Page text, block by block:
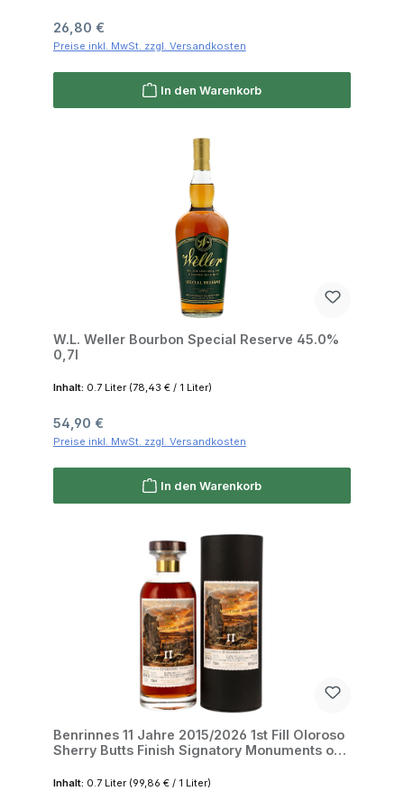
Regulärer Preis:
26,80 €
Preise inkl. MwSt. zzgl. Versandkosten
In den Warenkorb
W.L. Weller Bourbon Special Reserve 45.0%
0,7l
Inhalt: 0.7 Liter (78,43 € / 1 Liter)
Regulärer Preis:
54,90 €
Preise inkl. MwSt. zzgl. Versandkosten
In den Warenkorb
Benrinnes 11 Jahre 2015/2026 1st Fill Oloroso
Sherry Butts Finish Signatory Monuments of
Inhalt: 0.7 Liter (99,86 € / 1 Liter)